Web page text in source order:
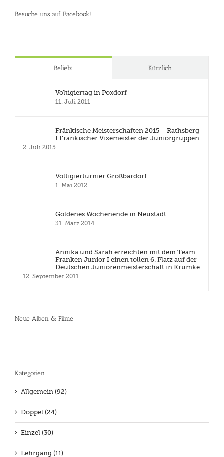
Besuche uns auf Facebook!
Beliebt Kürzlich
Voltigiertag in Poxdorf
11. Juli 2011
Fränkische Meisterschaften 2015 – Rathsberg
I Fränkischer Vizemeister der Juniorgruppen
2. Juli 2015
Voltigierturnier Großbardorf
1. Mai 2012
Goldenes Wochenende in Neustadt
31. März 2014
Annika und Sarah erreichten mit dem Team
Franken Junior I einen tollen 6. Platz auf der
Deutschen Juniorenmeisterschaft in Krumke
12. September 2011
Neue Alben & Filme
Kategorien
Allgemein (92)
Doppel (24)
Einzel (30)
Lehrgang (11)